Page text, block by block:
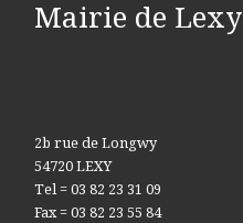
Mairie de Lexy
2b rue de Longwy
54720 LEXY
Tel = 03 82 23 31 09
Fax = 03 82 23 55 84